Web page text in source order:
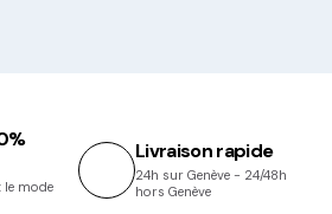
le mode
Livraison rapide
24h sur Genève - 24/48h
hors Genève